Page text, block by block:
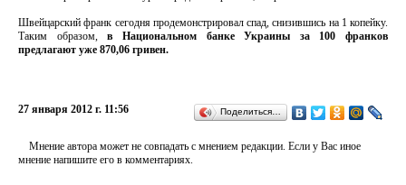
Швейцарский франк сегодня продемонстрировал спад, снизившись на 1 копейку.
Таким образом,в Национальном банке Украины за 100 франков
предлагают уже 870,06 гривен.
27 января 2012 г. 11:56 Поделиться…
Мнение автора может не совпадать с мнением редакции. Если у Вас иное
мнение напишите его в комментариях.